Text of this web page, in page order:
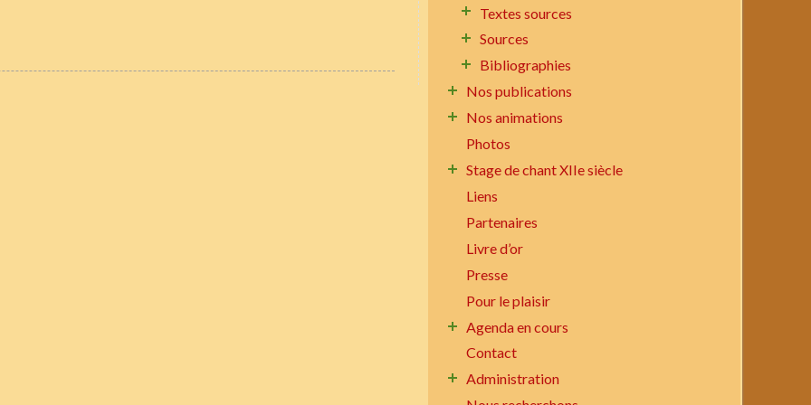
Textes sources
Sources
Bibliographies
Nos publications
Nos animations
Photos
Stage de chant XIIe siècle
Liens
Partenaires
Livre d’or
Presse
Pour le plaisir
Agenda en cours
Contact
Administration